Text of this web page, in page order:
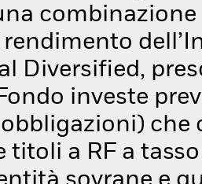
Diversified,
investe
che
titoli a RF a